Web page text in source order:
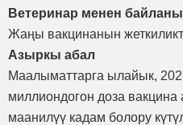
Ветеринар менен
Жаңы вакцинанын
Азыркы абал
Маалыматтарга ылайык,
миллиондогон доза
маанилүү кадам болору